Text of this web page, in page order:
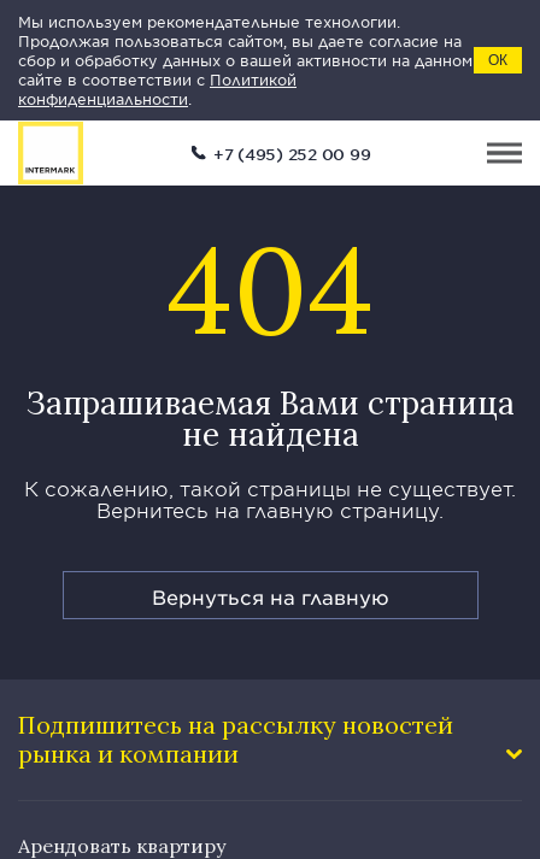
Мы используем рекомендательные технологии.
Продолжая пользоваться сайтом, вы даете согласие на
сбор и обработку данных о вашей активности на данном
сайте в соответствии с Политикой
конфиденциальности
ОК
+7 (495) 252 00 99
404
Запрашиваемая Вами страница
не найдена
К сожалению, такой страницы не существует.
Вернитесь на главную страницу.
Вернуться на главную
Подпишитесь на рассылку новостей
рынка и компании
Арендовать квартиру